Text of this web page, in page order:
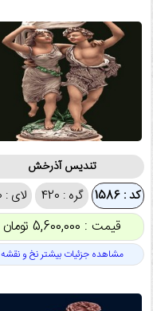
تندیس آذرخش
کد : 1586 گره : 420 لای : 600
قیمت : 5,600,000 تومان
مشاهده جزئیات بیشتر نخ و نقشه